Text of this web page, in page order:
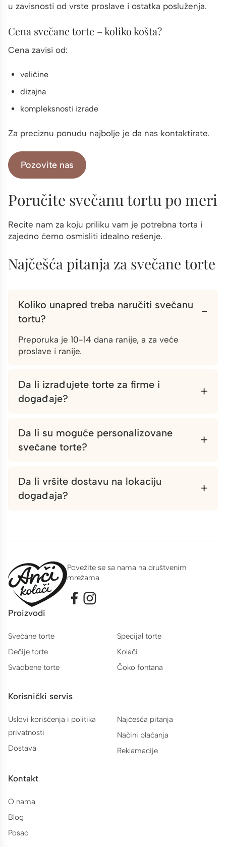
u zavisnosti od vrste proslave i ostatka posluženja.
Cena svečane torte – koliko košta?
Cena zavisi od:
veličine
dizajna
kompleksnosti izrade
Za preciznu ponudu najbolje je da nas kontaktirate.
Pozovite nas
Poručite svečanu tortu po meri
Recite nam za koju priliku vam je potrebna torta i
zajedno ćemo osmisliti idealno rešenje.
Najčešća pitanja za svečane torte
Koliko unapred treba naručiti svečanu
tortu?
−
Preporuka je 10-14 dana ranije, a za veće
proslave i ranije.
Da li izrađujete torte za firme i
događaje?
+
Da li su moguće personalizovane
svečane torte?
+
Da li vršite dostavu na lokaciju
događaja?
+
Povežite se sa nama na društvenim
mrežama
Proizvodi
Svečane torte
Dečije torte
Svadbene torte
Specijal torte
Kolači
Čoko fontana
Korisnički servis
Uslovi korišćenja i politika
privatnosti
Dostava
Najčešća pitanja
Načini plaćanja
Reklamacije
Kontakt
O nama
Blog
Posao